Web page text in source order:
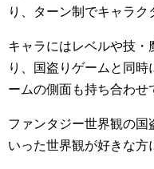
り、ターン制でキャラク
キャラにはレベルや技・
り、国盗りゲームと同
ームの側面も持ち合わせ
ファンタジー世界観の国
いった世界観が好きな方